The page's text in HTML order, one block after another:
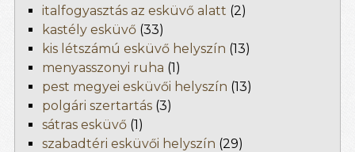
italfogyasztás az esküvő alatt (2)
kastély esküvő (33)
kis létszámú esküvő helyszín (13)
menyasszonyi ruha (1)
pest megyei esküvői helyszín (13)
polgári szertartás (3)
sátras esküvő (1)
szabadtéri esküvői helyszín (29)